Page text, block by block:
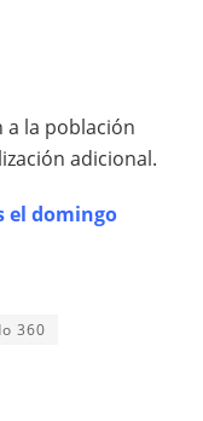
la población
adicional.
el domingo
360